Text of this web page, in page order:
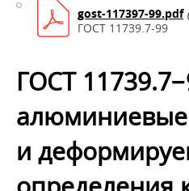
gost-117397-99.pdf
ГОСТ 11739.7-99
ГОСТ
и